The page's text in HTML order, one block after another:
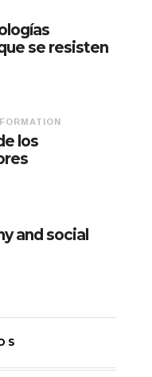
se resisten
los
and social